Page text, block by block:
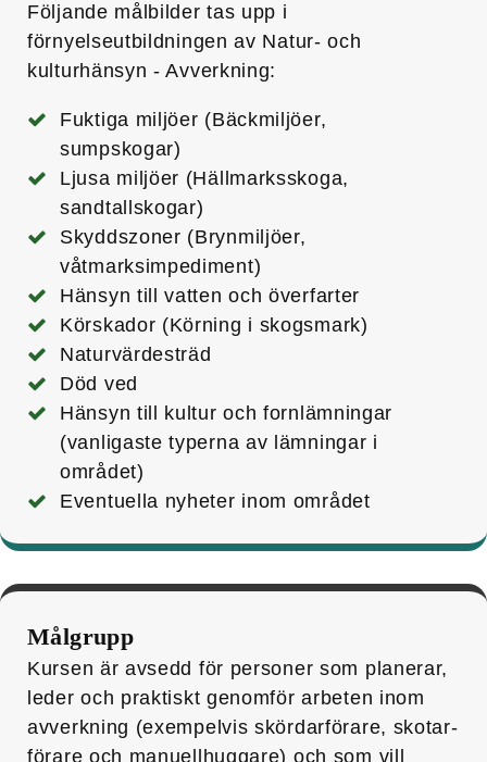
Följande målbilder tas upp i
förnyelseutbildningen av Natur- och
kulturhänsyn - Avverkning:
Fuktiga miljöer (Bäckmiljöer,
sumpskogar)
Ljusa miljöer (Hällmarksskoga,
sandtallskogar)
Skyddszoner (Brynmiljöer,
våtmarksimpediment)
Hänsyn till vatten och överfarter
Körskador (Körning i skogsmark)
Naturvärdesträd
Död ved
Hänsyn till kultur och fornlämningar
(vanligaste typerna av lämningar i
området)
Eventuella nyheter inom området
Målgrupp
Kursen är avsedd för personer som planerar,
leder och praktiskt genomför arbeten inom
avverkning (exempelvis skördar­förare, skotar­
förare och manuell­huggare) och som vill